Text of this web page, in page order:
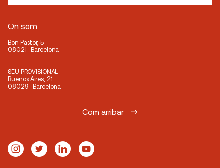
On som
Bon Pastor, 5
08021 · Barcelona
SEU PROVISIONAL
Buenos Aires, 21
08029 · Barcelona
Com arribar